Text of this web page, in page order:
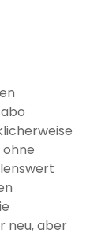
neu, aber